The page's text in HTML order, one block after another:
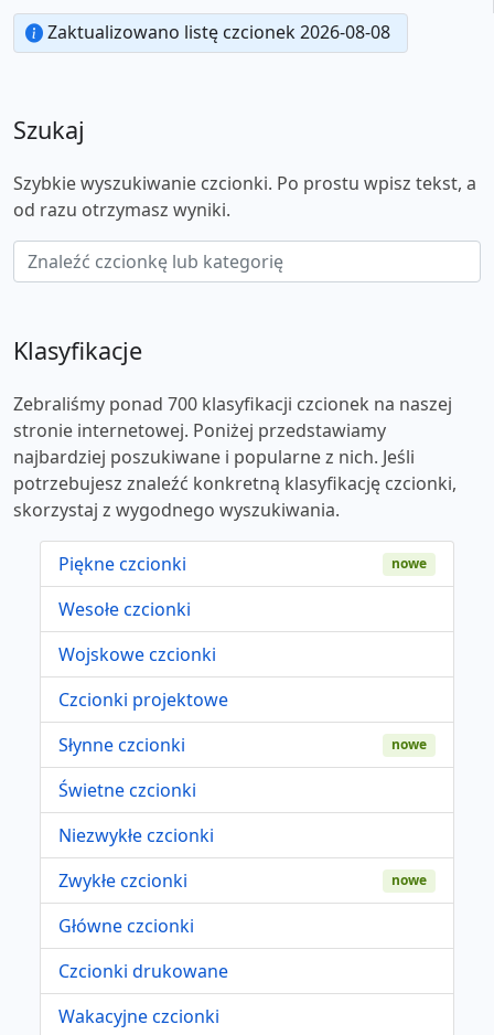
Zaktualizowano listę czcionek 2026-08-08
Szukaj
Szybkie wyszukiwanie czcionki. Po prostu wpisz tekst, a
od razu otrzymasz wyniki.
Klasyfikacje
Zebraliśmy ponad 700 klasyfikacji czcionek na naszej
stronie internetowej. Poniżej przedstawiamy
najbardziej poszukiwane i popularne z nich. Jeśli
potrzebujesz znaleźć konkretną klasyfikację czcionki,
skorzystaj z wygodnego wyszukiwania.
Piękne czcionki nowe
Wesołe czcionki
Wojskowe czcionki
Czcionki projektowe
Słynne czcionki
nowe
Świetne czcionki
Niezwykłe czcionki
Zwykłe czcionki
nowe
Główne czcionki
Czcionki drukowane
Wakacyjne czcionki